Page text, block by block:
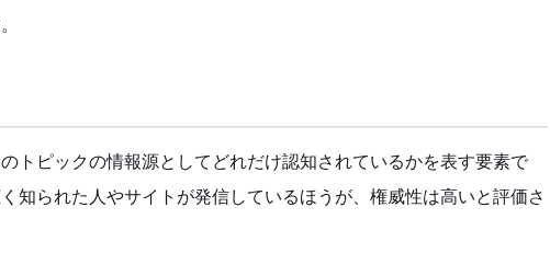
トピックの情報源としてどれだけ認知されているかを表す要素で
知られた人やサイトが発信しているほうが、権威性は高いと評価さ